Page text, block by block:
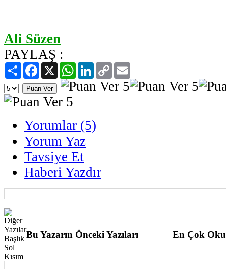
Ali Süzen
PAYLAŞ :
PaylaşFacebook
X WhatsAppLinkedIn
Copy
Link
Yorumlar (5)
Yorum Yaz
Tavsiye Et
Haberi Yazdır
Bu Yazarın Önceki Yazıları En Çok